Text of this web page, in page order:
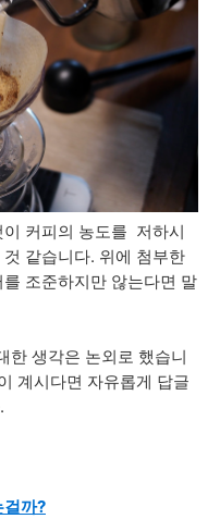
커피의 농도를 저하시
같습니다. 위에 첨부한
조준하지만 않는다면 말
한 생각은 논외로 했습니
계시다면 자유롭게 답글
까?